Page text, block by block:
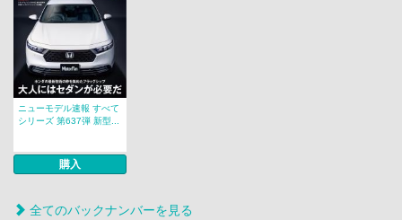
ニューモデル速報 すべて
シリーズ 第637弾 新型...
購入
全てのバックナンバーを見る